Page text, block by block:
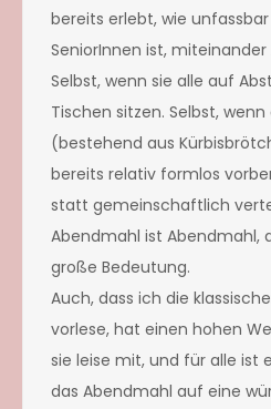
bereits erlebt, wie
SeniorInnen ist,
Selbst, wenn sie alle auf
Tischen sitzen. Selbst,
(bestehend aus
bereits relativ formlos
statt gemeinschaftlich
Abendmahl ist Abendmahl,
große Bedeutung.
Auch, dass ich die
vorlese, hat einen hohen
sie leise mit, und für alle ist
das Abendmahl auf eine